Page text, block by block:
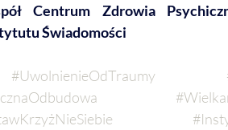
Centrum Zdrowia
Świadomości
#UwolnienieOdTraumy